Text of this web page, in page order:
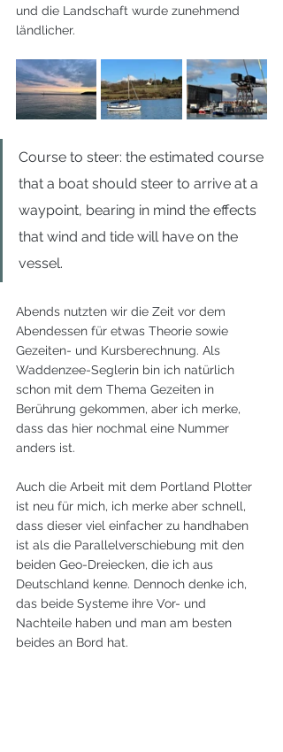
und die Landschaft wurde zunehmend
ländlicher.
Course to steer: the estimated course
that a boat should steer to arrive at a
waypoint, bearing in mind the effects
that wind and tide will have on the
vessel.
Abends nutzten wir die Zeit vor dem
Abendessen für etwas Theorie sowie
Gezeiten- und Kursberechnung. Als
Waddenzee-Seglerin bin ich natürlich
schon mit dem Thema Gezeiten in
Berührung gekommen, aber ich merke,
dass das hier nochmal eine Nummer
anders ist.
Auch die Arbeit mit dem Portland Plotter
ist neu für mich, ich merke aber schnell,
dass dieser viel einfacher zu handhaben
ist als die Parallelverschiebung mit den
beiden Geo-Dreiecken, die ich aus
Deutschland kenne. Dennoch denke ich,
das beide Systeme ihre Vor- und
Nachteile haben und man am besten
beides an Bord hat.